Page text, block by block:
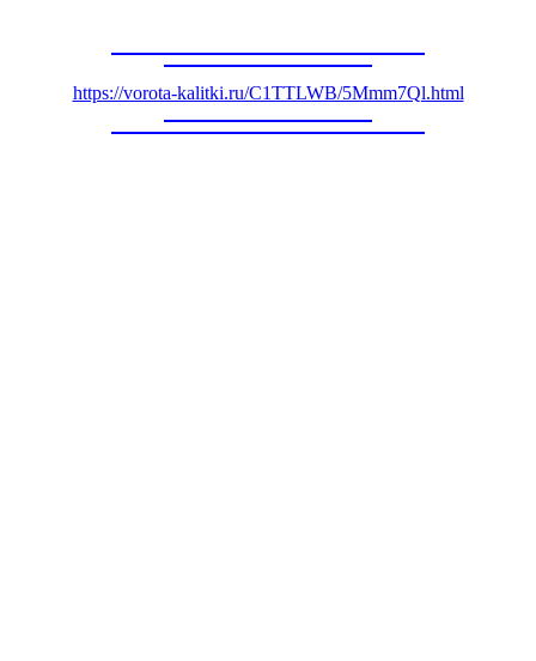
https://vorota-kalitki.ru/C1TTLWB/5Mmm7Ql.html